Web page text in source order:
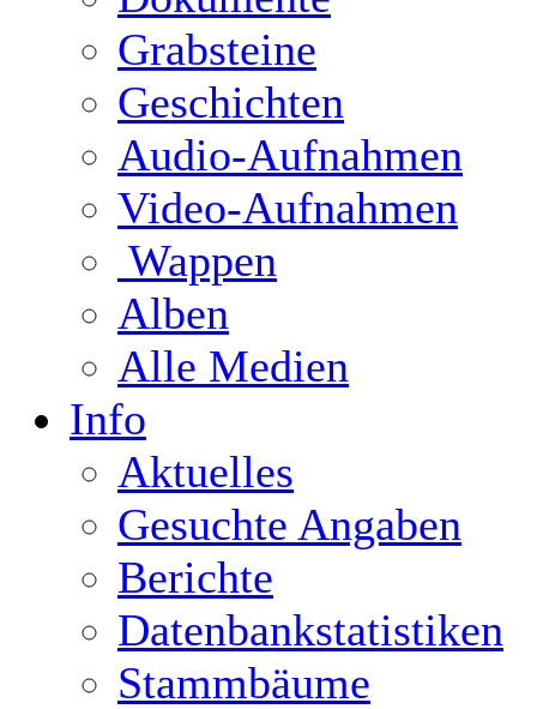
Grabsteine
Geschichten
Audio-Aufnahmen
Video-Aufnahmen
Wappen
Alben
Alle Medien
Info
Aktuelles
Gesuchte Angaben
Berichte
Datenbankstatistiken
Stammbäume